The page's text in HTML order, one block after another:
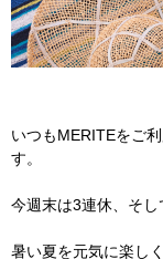
いつもMERITEをご
す。
今週末は3連休、そ
暑い夏を元気に楽し